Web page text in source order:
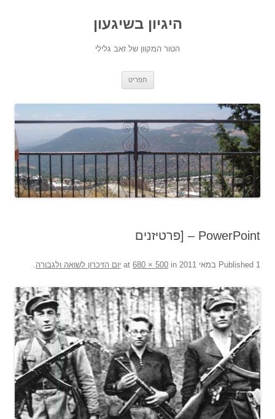
היגיון בשיגעון
הטור המקוון של זאב גלילי
תפריט
PowerPoint – [פרטיזנים
Published 1 במאי 2011 680 × 500 in יום הזיכרון לשואה ולגבורה